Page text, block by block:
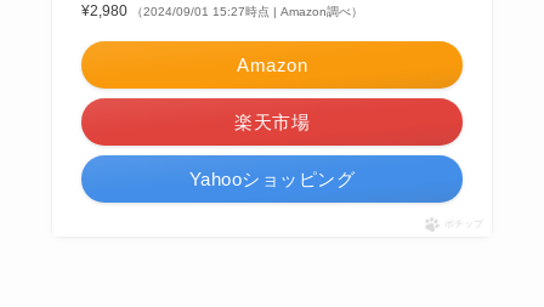
¥2,980
（2024/09/01 15:27時点 | Amazon調べ）
Amazon
楽天市場
Yahooショッピング
ポチップ